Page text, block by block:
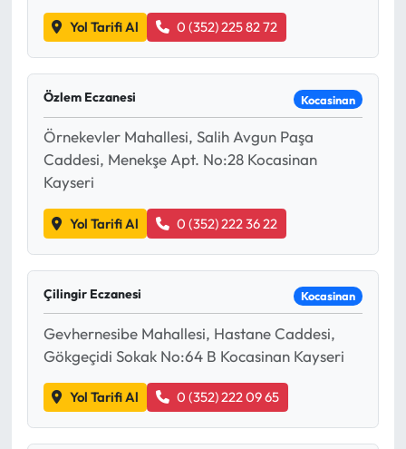
Yol Tarifi Al 0 (352) 225 82 72
Özlem Eczanesi Kocasinan
Örnekevler Mahallesi, Salih Avgun Paşa
Caddesi, Menekşe Apt. No:28 Kocasinan
Kayseri
Yol Tarifi Al 0 (352) 222 36 22
Çilingir Eczanesi Kocasinan
Gevhernesibe Mahallesi, Hastane Caddesi,
Gökgeçidi Sokak No:64 B Kocasinan Kayseri
Yol Tarifi Al 0 (352) 222 09 65